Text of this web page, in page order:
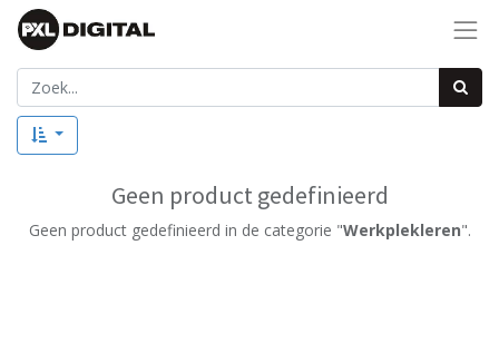
Geen product gedefinieerd
Geen product gedefinieerd in de categorie "Werkplekleren".